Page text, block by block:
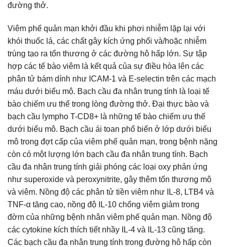
đường thở.
Viêm phế quản mạn khởi đầu khi phơi nhiễm lặp lại với
khói thuốc lá, các chất gây kích ứng phổi và/hoặc nhiễm
trùng tạo ra tổn thương ở các đường hô hấp lớn. Sự tập
hợp các tế bào viêm là kết quả của sự điều hòa lên các
phân tử bám dính như ICAM-1 và E-selectin trên các mạch
máu dưới biểu mô. Bạch cầu đa nhân trung tính là loại tế
bào chiếm ưu thế trong lòng đường thở. Đại thực bào và
bạch cầu lympho T-CD8+ là những tế bào chiếm ưu thế
dưới biểu mô. Bạch cầu ái toan phổ biến ở lớp dưới biểu
mô trong đợt cấp của viêm phế quản mạn, trong bệnh nặng
còn có một lượng lớn bạch cầu đa nhân trung tính. Bạch
cầu đa nhân trung tính giải phóng các loại oxy phản ứng
như superoxide và peroxynitrite, gây thêm tổn thương mô
và viêm. Nồng độ các phân tử tiền viêm như IL-8, LTB4 và
TNF-α tăng cao, nồng độ IL-10 chống viêm giảm trong
đờm của những bệnh nhân viêm phế quản mạn. Nồng độ
các cytokine kích thích tiết nhầy IL-4 và IL-13 cũng tăng.
Các bạch cầu đa nhân trung tính trong đường hô hấp còn